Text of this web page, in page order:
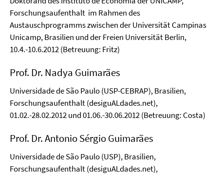
Forschungsaufenthalt im Rahmen des
Austauschprogrammszwischen der Universität Campinas
Unicamp, Brasilien und der Freien Universität Berlin,
10.4.-10.6.2012 (Betreuung: Fritz)
Prof. Dr. Nadya Guimarães
Universidade de São Paulo (USP-CEBRAP), Brasilien,
Forschungsaufenthalt (desiguALdades.net),
01.02.-28.02.2012 und 01.06.-30.06.2012 (Betreuung: Costa)
Prof. Dr. Antonio Sérgio Guimarães
Universidade de São Paulo (USP), Brasilien,
Forschungsaufenthalt (desiguALdades.net),